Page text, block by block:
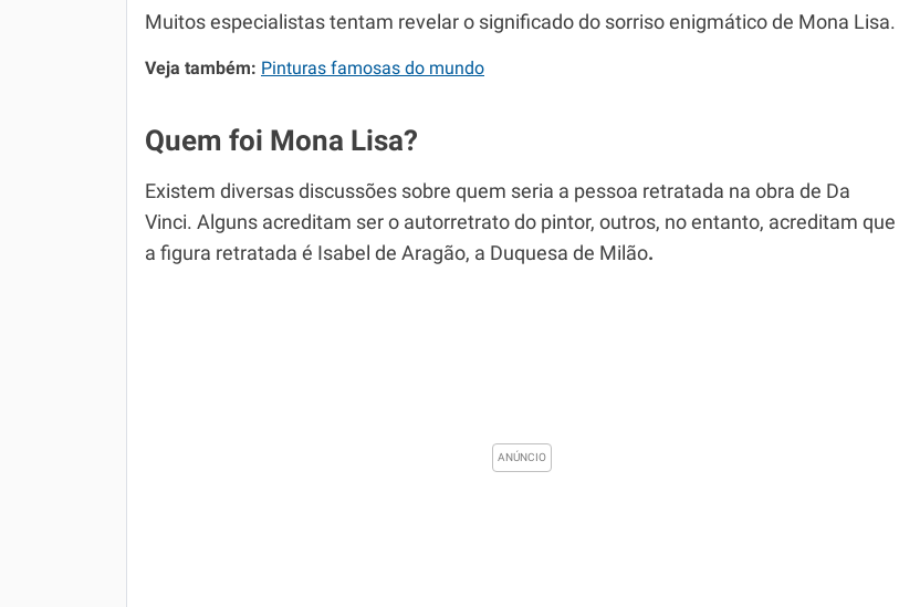
Muitos especialistas tentam revelar o significado do sorriso enigmático de Mona Lisa.
Veja também: Pinturas famosas do mundo
Quem foi Mona Lisa?
Existem diversas discussões sobre quem seria a pessoa retratada na obra de Da
Vinci. Alguns acreditam ser o autorretrato do pintor, outros, no entanto, acreditam que
a figura retratada é Isabel de Aragão, a Duquesa de Milão.